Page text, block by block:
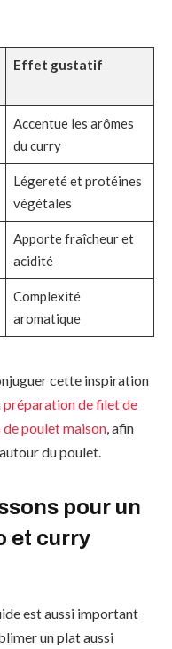
Effet gustatif
Accentue les arômes
du curry
Légereté et protéines
végétales
Apporte fraîcheur et
acidité
Complexité
aromatique
cette inspiration
préparation de filet de
de poulet maison , afin
du poulet.
pour un
et curry
est aussi important
un plat aussi